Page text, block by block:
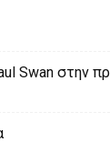
Swan στην